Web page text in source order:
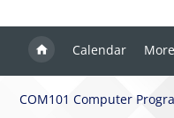
Calendar More
COM101 Computer